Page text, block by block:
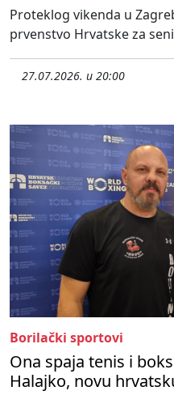
Proteklog vikenda u
prvenstvo Hrvatske za
27.07.2026. u 20:00
Borilački sportovi
Ona spaja tenis i
Halajko, novu